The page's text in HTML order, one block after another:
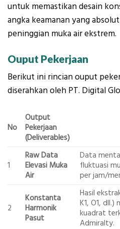
untuk memastikan desain
angka keamanan yang
peninggian muka air ekstrem.
Ouput Pekerjaan
Berikut ini rincian ouput
diserahkan oleh PT. Digital
No
Output
Pekerjaan
(Deliverables)
1
Raw Data
Elevasi Muka
Air
Data
fluktuasi
per jam/
2
Konstanta
Harmonik
Pasut
Hasil
K1, O1,
kuadrat
Admiralty.